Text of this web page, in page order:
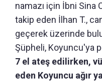
namazı için İbni Sina
takip eden İlhan T.,
geçerek üzerinde
Şüpheli, Koyuncu'ya
7 el ateş edilirken,
eden Koyuncu ağır